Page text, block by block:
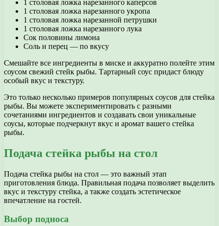
1 столовая ложка нарезанного каперсов
1 столовая ложка нарезанного укропа
1 столовая ложка нарезанной петрушки
1 столовая ложка нарезанного лука
Сок половины лимона
Соль и перец — по вкусу
Смешайте все ингредиенты в миске и аккуратно полейте этим
соусом свежий стейк рыбы. Тартарный соус придаст блюду
особый вкус и текстуру.
Это только несколько примеров популярных соусов для стейка
рыбы. Вы можете экспериментировать с разными
сочетаниями ингредиентов и создавать свои уникальные
соусы, которые подчеркнут вкус и аромат вашего стейка
рыбы.
Подача стейка рыбы на стол
Подача стейка рыбы на стол — это важный этап
приготовления блюда. Правильная подача позволяет выделить
вкус и текстуру стейка, а также создать эстетическое
впечатление на гостей.
Выбор подноса